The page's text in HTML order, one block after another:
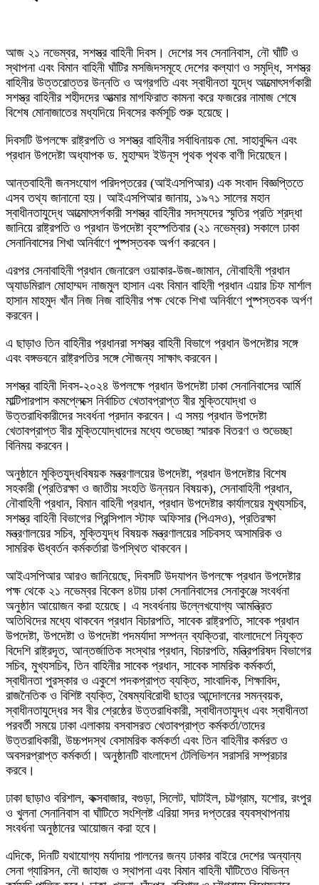
আজ ২১ নভেম্বর, সশস্ত্র বাহিনী দিবস। দেশের সব সেনানিবাস, নৌ ঘাঁটি ও
স্থাপনা এবং বিমান বাহিনী ঘাঁটির মসজিদসমূহে দেশের কল্যাণ ও সমৃদ্ধি, সশস্ত্র
বাহিনীর উত্তরোত্তর উন্নতি ও অগ্রগতি এবং স্বাধীনতা যুদ্ধে আত্মোৎসর্গকারী
সশস্ত্র বাহিনীর শহীদদের আত্মার মাগফিরাত কামনা করে ফজরের নামাজ শেষে
বিশেষ মোনাজাতের মধ্যদিয়ে দিবসের কর্মসূচি শুরু হয়েছে।
দিবসটি উপলক্ষে রাষ্ট্রপতি ও সশস্ত্র বাহিনীর সর্বাধিনায়ক মো. সাহাবুদ্দিন এবং
প্রধান উপদেষ্টা অধ্যাপক ড. মুহাম্মদ ইউনূস পৃথক পৃথক বাণী দিয়েছেন।
আন্তবাহিনী জনসংযোগ পরিদপ্তরের (আইএসপিআর) এক সংবাদ বিজ্ঞপ্তিতে
এসব তথ্য জানানো হয়। আইএসপিআর জানায়, ১৯৭১ সালের মহান
স্বাধীনতাযুদ্ধে আত্মোৎসর্গকারী সশস্ত্র বাহিনীর সদস্যদের স্মৃতির প্রতি শ্রদ্ধা
জানিয়ে রাষ্ট্রপতি ও প্রধান উপদেষ্টা বৃহস্পতিবার (২১ নভেম্বর) সকালে ঢাকা
সেনানিবাসের শিখা অনির্বাণে পুষ্পস্তবক অর্পণ করবেন।
এরপর সেনাবাহিনী প্রধান জেনারেল ওয়াকার-উজ-জামান, নৌবাহিনী প্রধান
অ্যাডমিরাল মোহাম্মদ নাজমুল হাসান এবং বিমান বাহিনী প্রধান এয়ার চিফ মার্শাল
হাসান মাহমুদ খাঁন নিজ নিজ বাহিনীর পক্ষ থেকে শিখা অনির্বাণে পুষ্পস্তবক অর্পণ
করবেন।
এ ছাড়াও তিন বাহিনীর প্রধানরা সশস্ত্র বাহিনী বিভাগে প্রধান উপদেষ্টার সঙ্গে
এবং বঙ্গভবনে রাষ্ট্রপতির সঙ্গে সৌজন্য সাক্ষাৎ করবেন।
সশস্ত্র বাহিনী দিবস-২০২৪ উপলক্ষে প্রধান উপদেষ্টা ঢাকা সেনানিবাসের আর্মি
মাল্টিপারপাস কমপ্লেক্সে নির্বাচিত খেতাবপ্রাপ্ত বীর মুক্তিযোদ্ধা ও
উত্তরাধিকারীদের সংবর্ধনা প্রদান করবেন। এ সময় প্রধান উপদেষ্টা
খেতাবপ্রাপ্ত বীর মুক্তিযোদ্ধাদের মধ্যে শুভেচ্ছা স্মারক বিতরণ ও শুভেচ্ছা
বিনিময় করবেন।
অনুষ্ঠানে মুক্তিযুদ্ধবিষয়ক মন্ত্রণালয়ের উপদেষ্টা, প্রধান উপদেষ্টার বিশেষ
সহকারী (প্রতিরক্ষা ও জাতীয় সংহতি উন্নয়ন বিষয়ক), সেনাবাহিনী প্রধান,
নৌবাহিনী প্রধান, বিমান বাহিনী প্রধান, প্রধান উপদেষ্টার কার্যালয়ের মুখ্যসচিব,
সশস্ত্র বাহিনী বিভাগের প্রিন্সিপাল স্টাফ অফিসার (পিএসও), প্রতিরক্ষা
মন্ত্রণালয়ের সচিব, মুক্তিযুদ্ধ বিষয়ক মন্ত্রণালয়ের সচিবসহ অসামরিক ও
সামরিক ঊধ্বর্তন কর্মকর্তারা উপস্থিত থাকবেন।
আইএসপিআর আরও জানিয়েছে, দিবসটি উদযাপন উপলক্ষে প্রধান উপদেষ্টার
পক্ষ থেকে ২১ নভেম্বর বিকেল ৪টায় ঢাকা সেনানিবাসের সেনাকুঞ্জে সংবর্ধনা
অনুষ্ঠান আয়োজন করা হয়েছে। এ সংবর্ধনায় উল্লেখযোগ্য আমন্ত্রিত
অতিথিদের মধ্যে থাকবেন প্রধান বিচারপতি, সাবেক রাষ্ট্রপতি, সাবেক প্রধান
উপদেষ্টা, উপদেষ্টা ও উপদেষ্টা পদমর্যাদা সম্পন্ন ব্যক্তিরা, বাংলাদেশে নিযুক্ত
বিদেশি রাষ্ট্রদূত, আন্তর্জাতিক সংস্থার প্রধান, বিচারপতি, মন্ত্রিপরিষদ বিভাগের
সচিব, মুখ্যসচিব, তিন বাহিনীর সাবেক প্রধান, সাবেক সামরিক কর্মকর্তা,
স্বাধীনতা পুরস্কার ও একুশে পদকপ্রাপ্ত ব্যক্তি, সাংবাদিক, শিক্ষাবিদ,
রাজনৈতিক ও বিশিষ্ট ব্যক্তি, বৈষম্যবিরোধী ছাত্র আন্দোলনের সমন্বয়ক,
স্বাধীনতাযুদ্ধের সব বীর শ্রেষ্ঠের উত্তরাধিকারী, স্বাধীনতাযুদ্ধ এবং স্বাধীনতা
পরবর্তী সময়ে ঢাকা এলাকায় বসবাসরত খেতাবপ্রাপ্ত কর্মকর্তা/তাদের
উত্তরাধিকারী, উচ্চপদস্থ বেসামরিক কর্মকর্তা এবং তিন বাহিনীর কর্মরত ও
অবসরপ্রাপ্ত কর্মকর্তা। অনুষ্ঠানটি বাংলাদেশ টেলিভিশন সরাসরি সম্প্রচার
করবে।
ঢাকা ছাড়াও বরিশাল, কক্সবাজার, বগুড়া, সিলেট, ঘাটাইল, চট্টগ্রাম, যশোর, রংপুর
ও খুলনা সেনানিবাস বা ঘাঁটিতে সংশ্লিষ্ট এরিয়া সদর দপ্তরের ব্যবস্থাপনায়
সংবর্ধনা অনুষ্ঠানের আয়োজন করা হবে।
এদিকে, দিনটি যথাযোগ্য মর্যাদায় পালনের জন্য ঢাকার বাইরে দেশের অন্যান্য
সেনা গ্যারিসন, নৌ জাহাজ ও স্থাপনা এবং বিমান বাহিনী ঘাঁটিতেও বিভিন্ন